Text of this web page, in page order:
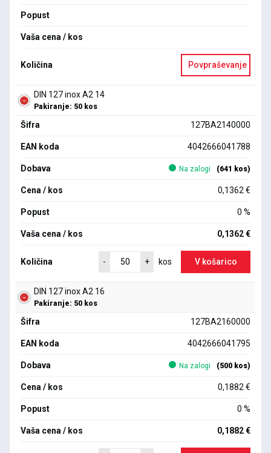
Popust
Vaša cena / kos
Količina Povpraševanje
DIN 127 inox A2 14
Pakiranje: 50 kos
Šifra 127BA2140000
EAN koda 4042666041788
Dobava Na zalogi (641 kos)
Cena / kos 0,1362 €
Popust 0 %
Vaša cena / kos 0,1362 €
Količina - + kos V košarico
DIN 127 inox A2 16
Pakiranje: 50 kos
Šifra 127BA2160000
EAN koda 4042666041795
Dobava Na zalogi (500 kos)
Cena / kos 0,1882 €
Popust 0 %
Vaša cena / kos 0,1882 €